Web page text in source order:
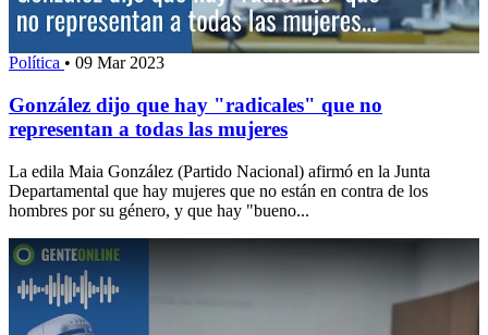
Política • 09 Mar 2023
González dijo que hay "radicales" que no
representan a todas las mujeres
La edila Maia González (Partido Nacional) afirmó en la Junta
Departamental que hay mujeres que no están en contra de los
hombres por su género, y que hay "bueno...